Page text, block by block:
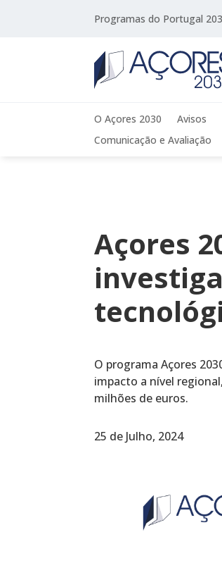
Programas do Portugal
O Açores 2030 Avisos
Comunicação e Avaliação
Açores
O programa Açores
impacto a nível
milhões de euros.
25 de Julho, 2024